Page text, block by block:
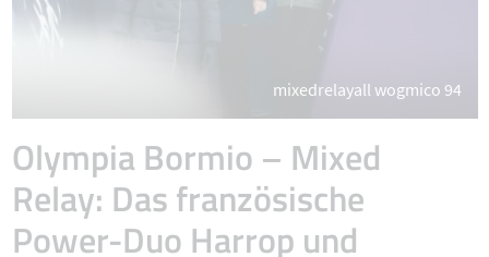
mixedrelayall wogmico 94
Olympia Bormio – Mixed
Relay: Das französische
Power-Duo Harrop und